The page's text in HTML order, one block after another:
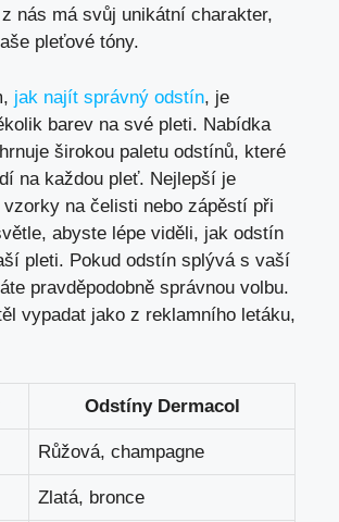
nás má svůj unikátní charakter,
pleťové tóny.
jak najít správný odstín, je
barev na své pleti. Nabídka
širokou paletu odstínů, které
na každou pleť. Nejlepší je
na čelisti nebo zápěstí při
abyste lépe viděli, jak odstín
pleti. Pokud odstín splývá s vaší
pravděpodobně správnou volbu.
vypadat jako z reklamního letáku,
Odstíny Dermacol
Růžová, champagne
Zlatá, bronce